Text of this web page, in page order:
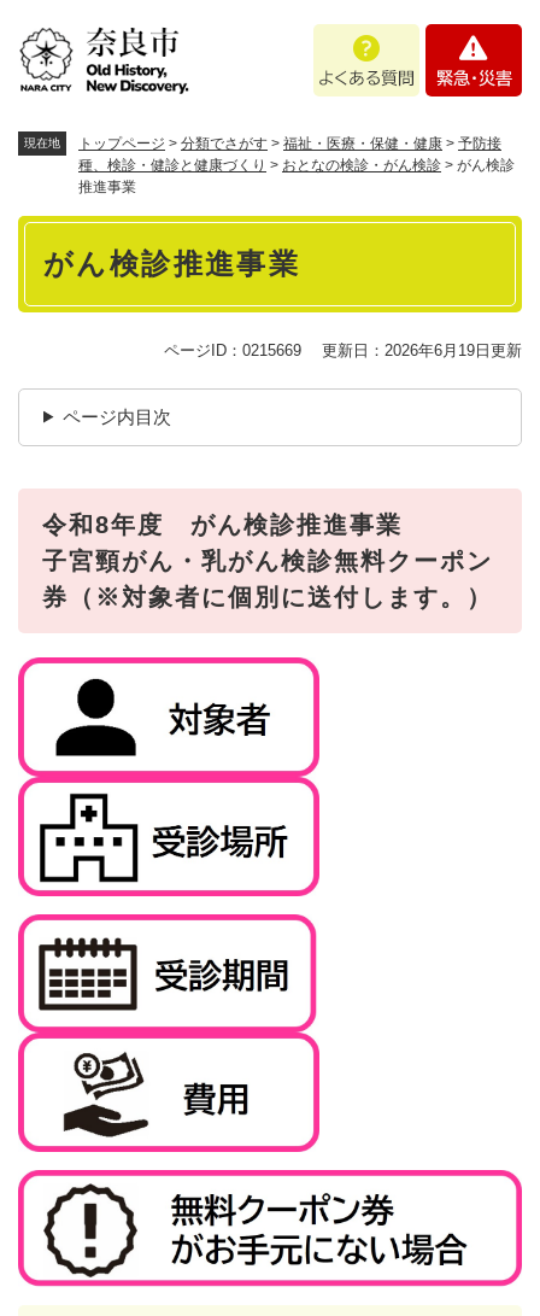
あ
問
・
現在地 トップページ > 分類でさがす > 福祉・医療・保健・健康 > 予防接
種、検診・健診と健康づくり > おとなの検診・がん検診 > がん検診
推進事業
本
がん検診推進事業
ページID：0215669 更新日：2026年6月19日更新
ページ内目次
令和8年度 がん検診推進事業
子宮頸がん・乳がん検診無料クーポン
券（※対象者に個別に送付します。）